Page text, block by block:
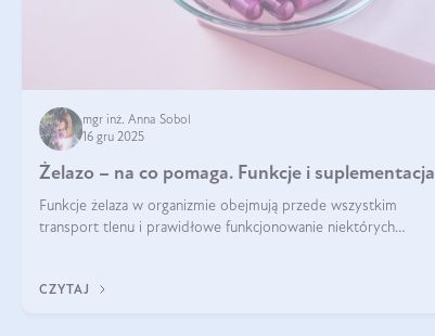
mgr inż. Anna Sobol
16 gru 2025
Żelazo – na co pomaga. Funkcje i suplementacja
Funkcje żelaza w organizmie obejmują przede wszystkim
transport tlenu i prawidłowe funkcjonowanie niektórych
etapie życia.
CZYTAJ